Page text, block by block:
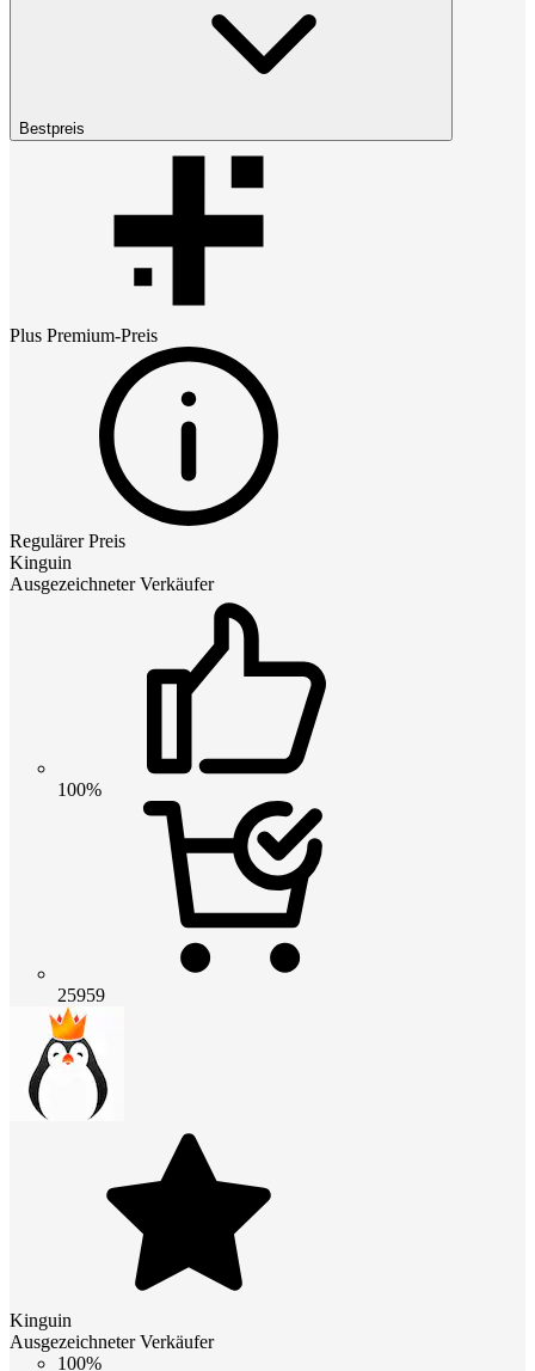
Bestpreis
Plus Premium-Preis
Regulärer Preis
Kinguin
Ausgezeichneter Verkäufer
100%
25959
Kinguin
Ausgezeichneter Verkäufer
100%